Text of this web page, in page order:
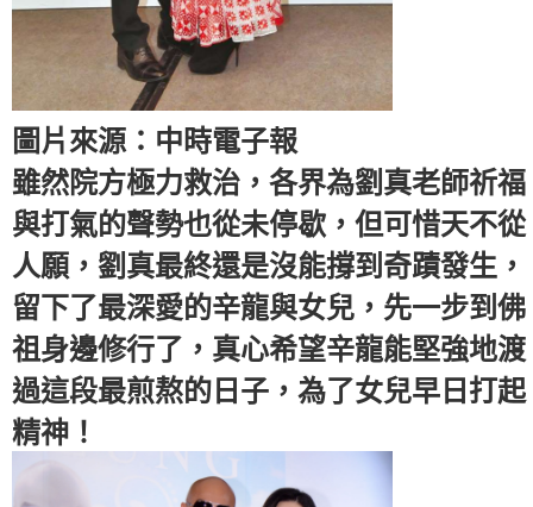
圖片來源：中時電子報
雖然院方極力救治，各界為劉真老師祈福
與打氣的聲勢也從未停歇，但可惜天不從
人願，劉真最終還是沒能撐到奇蹟發生，
留下了最深愛的辛龍與女兒，先一步到佛
祖身邊修行了，真心希望辛龍能堅強地渡
過這段最煎熬的日子，為了女兒早日打起
精神！